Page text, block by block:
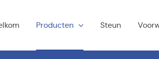
Producten Steun